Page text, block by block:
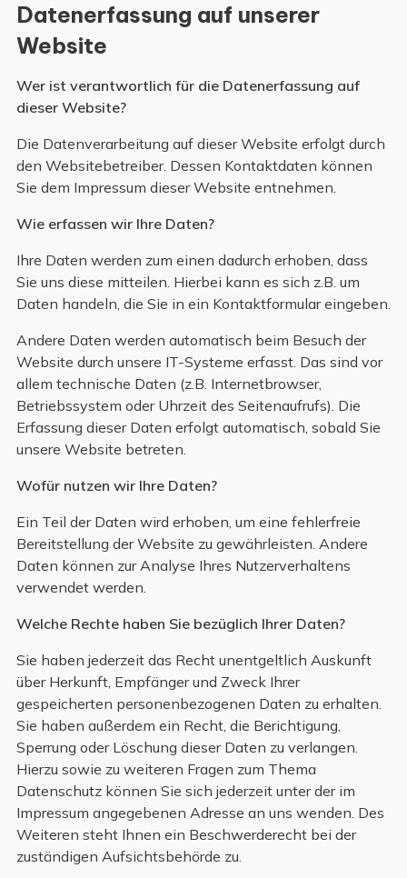
Datenerfassung auf unserer
Website
Wer ist verantwortlich für die Datenerfassung auf
dieser Website?
Die Datenverarbeitung auf dieser Website erfolgt durch
den Websitebetreiber. Dessen Kontaktdaten können
Sie dem Impressum dieser Website entnehmen.
Wie erfassen wir Ihre Daten?
Ihre Daten werden zum einen dadurch erhoben, dass
Sie uns diese mitteilen. Hierbei kann es sich z.B. um
Daten handeln, die Sie in ein Kontaktformular eingeben.
Andere Daten werden automatisch beim Besuch der
Website durch unsere IT-Systeme erfasst. Das sind vor
allem technische Daten (z.B. Internetbrowser,
Betriebssystem oder Uhrzeit des Seitenaufrufs). Die
Erfassung dieser Daten erfolgt automatisch, sobald Sie
unsere Website betreten.
Wofür nutzen wir Ihre Daten?
Ein Teil der Daten wird erhoben, um eine fehlerfreie
Bereitstellung der Website zu gewährleisten. Andere
Daten können zur Analyse Ihres Nutzerverhaltens
verwendet werden.
Welche Rechte haben Sie bezüglich Ihrer Daten?
Sie haben jederzeit das Recht unentgeltlich Auskunft
über Herkunft, Empfänger und Zweck Ihrer
gespeicherten personenbezogenen Daten zu erhalten.
Sie haben außerdem ein Recht, die Berichtigung,
Sperrung oder Löschung dieser Daten zu verlangen.
Hierzu sowie zu weiteren Fragen zum Thema
Datenschutz können Sie sich jederzeit unter der im
Impressum angegebenen Adresse an uns wenden. Des
Weiteren steht Ihnen ein Beschwerderecht bei der
zuständigen Aufsichtsbehörde zu.